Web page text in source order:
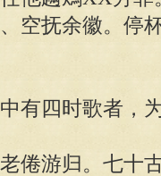
空抚余徽。停
有四时歌者，
倦游归。七十